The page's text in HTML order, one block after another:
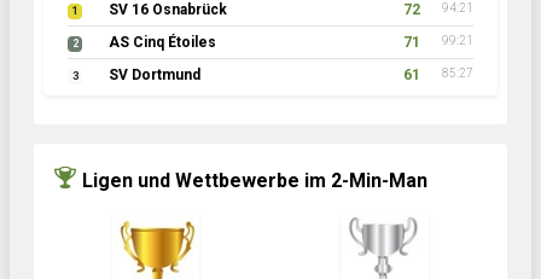
1 SV 16 Osnabrück 72 94:21
2 AS Cinq Étoiles 71 99:21
3 SV Dortmund 61 85:27
Ligen und Wettbewerbe im 2-Min-Man